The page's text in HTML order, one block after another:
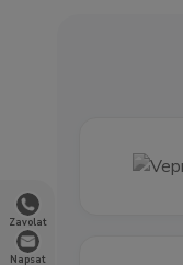
Zavolat
Napsat